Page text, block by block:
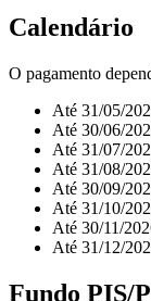
Calendário
O pagamento
Até 31/05/
Até 30/06/
Até 31/07/
Até 31/08/
Até 30/09/
Até 31/10/
Até 30/11/
Até 31/12/
Fundo PIS/